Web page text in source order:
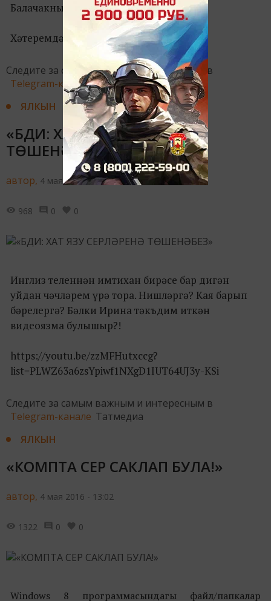
Балачакның гүзәл мизгелләре
Хәтеремдә мәңге калачак.
Следите за самым важным и интересным в
Telegram-канале Татмедиа
ЯЛКЫН
«БДИ: ХАТ ЯЗУ СЕРЛӘРЕНӘ
ТӨШЕНӘБЕЗ»
автор, 4 мая 2016 - 15:00
968 0 0
Инглиз теленнән имтихан бирәсе бар дигән
уйдан чәчләрем үрә тора. Нишләргә? Кая барып
бәрелергә? Бәлки Ирина тәкъдим иткән
видеоязма булышыр?!
https://youtu.be/zzMFHutxccg?
list=PLWZ63a6zsYpiwf1NXgD1IUT64UJ3y-KSi
Следите за самым важным и интересным в
Telegram-канале Татмедиа
ЯЛКЫН
«КОМПТА СЕР САКЛАП БУЛА!»
автор, 4 мая 2016 - 13:02
1322 0 0
Windows 8 программасындагы файл/папкалар